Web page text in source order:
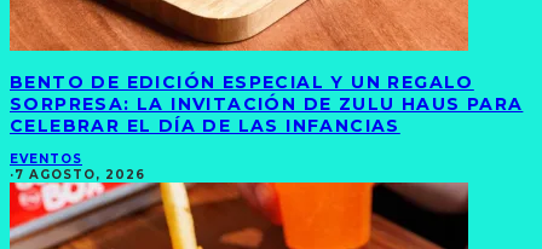
BENTO DE EDICIÓN ESPECIAL Y UN REGALO
SORPRESA: LA INVITACIÓN DE ZULU HAUS PARA
CELEBRAR EL DÍA DE LAS INFANCIAS
EVENTOS
·7 AGOSTO, 2026